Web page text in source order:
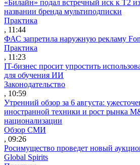
«Билайн» подал встречный иск к Т2
названии бренда мультиподписки
Практика
, 11:44
ФАС запретила наружную рекламу
Практика
, 11:23
IT-бизнес просит упростить
для обучения ИИ
Законодательство
, 10:59
Утренний обзор за 6 августа:
иностранной техники и рост рынка
национализации
Обзор СМИ
, 09:26
Росимущество проведет новый
Global Spirits